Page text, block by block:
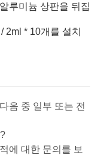
루미늄 상판을 뒤집
2ml * 10개를 설치
음 중 일부 또는 전
에 대한 문의를 보